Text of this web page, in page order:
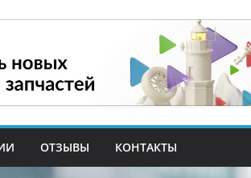
ОТЗЫВЫ КОНТАКТЫ